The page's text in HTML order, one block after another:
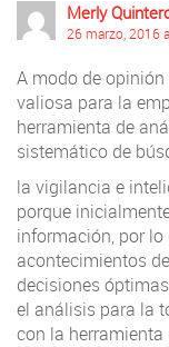
Merly
26 marzo, 2016
A modo de
valiosa para la
herramienta de
sistemático de
la vigilancia e
porque
información, por
acontecimientos
decisiones
el análisis para la
con la herramienta